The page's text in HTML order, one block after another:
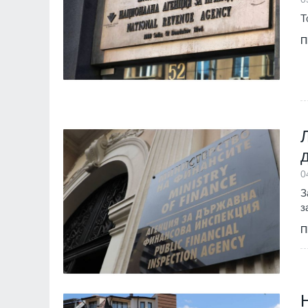
9
Новото издание
Столичната
библиотеки 2026"
Южния парк
София 01.08.2026г.
България и
развитие на
Бизнес и финанси
11
Общинският
одобри
служебни
Сливен
превърне в най-